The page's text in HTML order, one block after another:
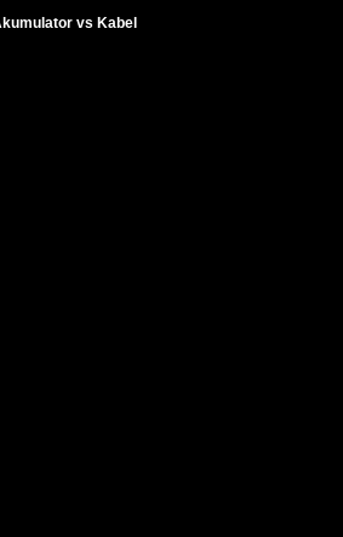
vs Kabel